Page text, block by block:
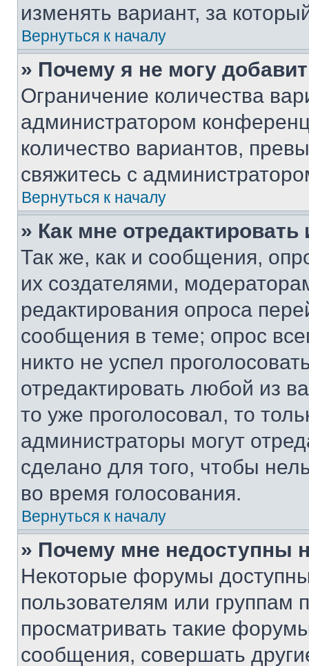
изменять вариант, за
Вернуться к началу
» Почему я не могу
Ограничение количества
администратором
количество вариантов,
свяжитесь с
Вернуться к началу
» Как мне
Так же, как и сообщения,
их создателями,
редактирования опроса
сообщения в теме; опрос
никто не успел
отредактировать любой из
то уже проголосовал, то
администраторы могут
сделано для того, чтобы
во время голосования.
Вернуться к началу
» Почему мне недоступны
Некоторые форумы
пользователям или группам
просматривать такие
сообщения, совершать